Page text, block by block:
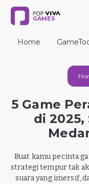
GAMES
Home
5 Game
di 2025,
Buat kamu pecinta
strategi tempur tak
suara yang imersif,